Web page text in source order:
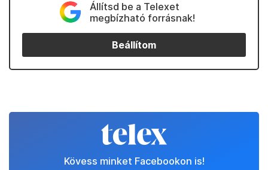
Állítsd be a Telexet
megbízható forrásnak!
Beállítom
Kövess minket Facebookon is!